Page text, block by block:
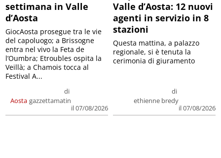
settimana in Valle
d’Aosta
Aosta
di
gazzettamatin
il 07/08/2026
GiocAosta prosegue tra le vie
del capoluogo; a Brissogne
entra nel vivo la Feta de
l’Oumbra; Etroubles ospita la
Veillà; a Chamois tocca al
Festival A...
Valle d’Aosta: 12 nuovi
agenti in servizio in 8
stazioni
di
ethienne bredy
il 07/08/2026
Questa mattina, a palazzo
regionale, si è tenuta la
cerimonia di giuramento